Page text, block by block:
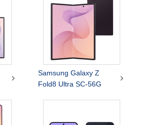

Samsung Galaxy Z
Fold8 Ultra SC-56G
